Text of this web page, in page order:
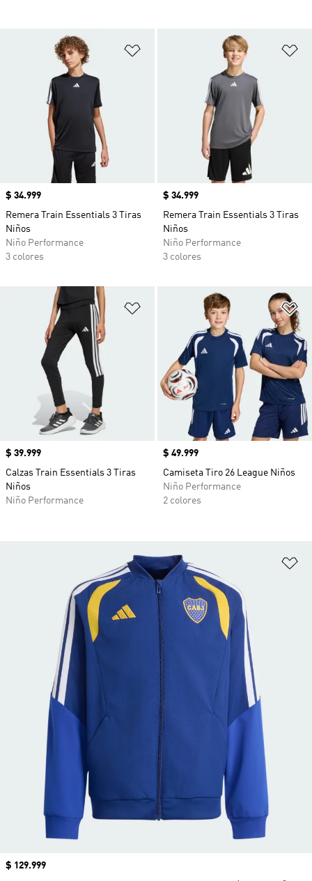
Añadir a la lista de deseos
Precio
$ 34.999
Remera Train Essentials 3 Tiras
Niños
Niño Performance
3 colores
Precio
$ 34.999
Remera Train Essentials 3 Tiras
Niños
Niño Performance
3 colores
Añadir a la lista de deseos
Precio
$ 39.999
Calzas Train Essentials 3 Tiras
Niños
Niño Performance
Precio
$ 49.999
Camiseta Tiro 26 League Niños
Niño Performance
2 colores
Precio
$ 129.999